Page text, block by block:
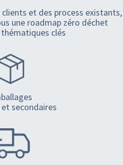
et des process existants,
une roadmap zéro déchet
clés
secondaires